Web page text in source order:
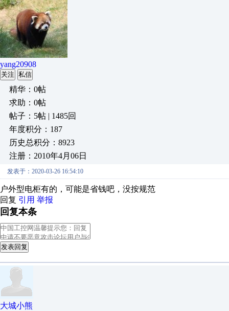
yang20908
关注 私信
精华：0帖
求助：0帖
帖子：5帖 | 1485回
年度积分：187
历史总积分：8923
注册：2010年4月06日
发表于：2020-03-26 16:54:10
户外型电柜有的，可能是省钱吧，没按规范
回复 引用 举报
回复本条
发表回复
大城小熊